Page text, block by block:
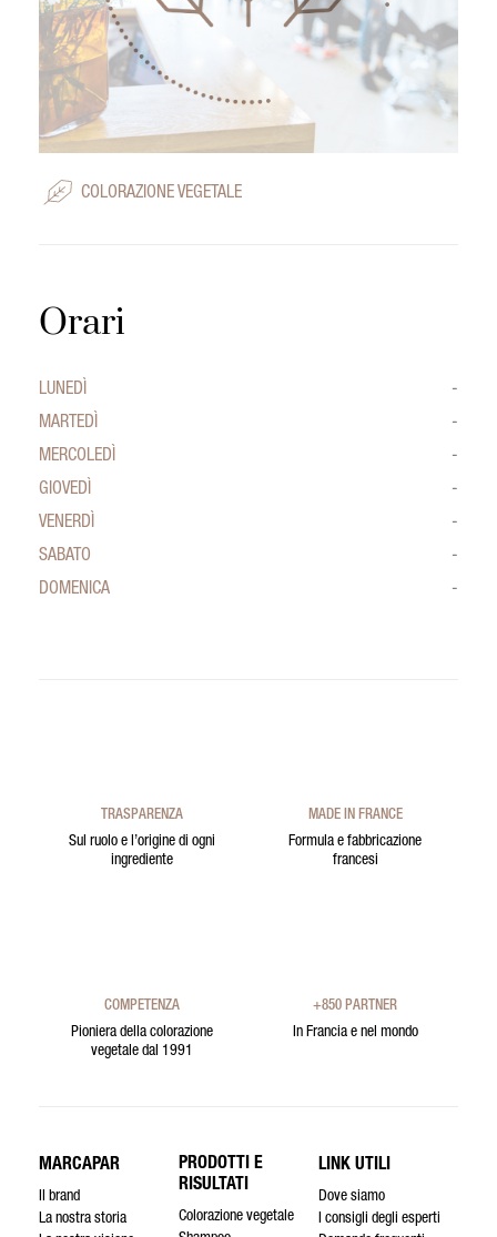
COLORAZIONE VEGETALE
Orari
LUNEDÌ
-
MARTEDÌ
-
MERCOLEDÌ
-
GIOVEDÌ
-
VENERDÌ
-
SABATO
-
DOMENICA
-
TRASPARENZA
Sul ruolo e l’origine di ogni
ingrediente
MADE IN FRANCE
Formula e fabbricazione
francesi
COMPETENZA
Pioniera della colorazione
vegetale dal 1991
+850 PARTNER
In Francia e nel mondo
MARCAPAR
Il brand
La nostra storia
PRODOTTI E
RISULTATI
Colorazione vegetale
LINK UTILI
Dove siamo
I consigli degli esperti